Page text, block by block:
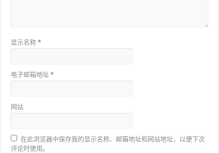
显示名称*
电子邮箱地址*
网站
在此浏览器中保存我的显示名称、邮箱地址和网站地址，以便下次
评论时使用。